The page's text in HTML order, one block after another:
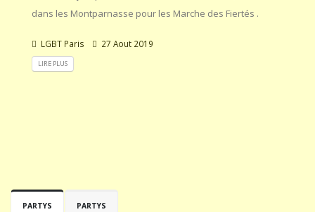
dans les Montparnasse pour les Marche des Fiertés .
LGBT Paris 27 Aout 2019
LIRE PLUS
PARTYS PARTYS